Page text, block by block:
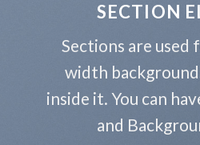
SECTION
Sections are
width
inside it. You can
and